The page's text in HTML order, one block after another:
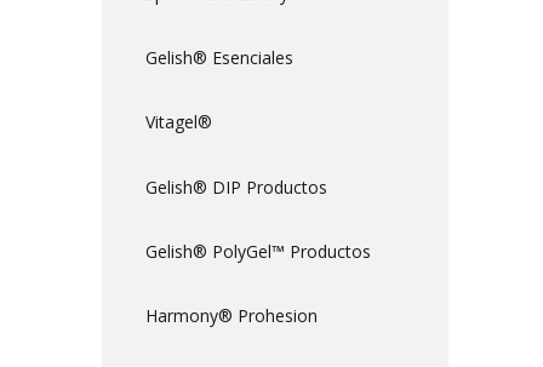
Gelish® Esenciales
Vitagel®
Gelish® DIP Productos
Gelish® PolyGel™ Productos
Harmony® Prohesion